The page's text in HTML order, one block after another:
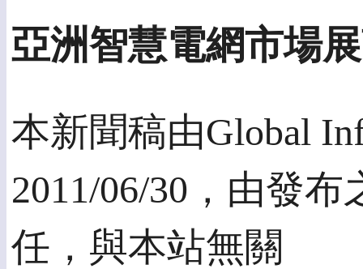
亞洲智慧電網市場
本新聞稿由Global
2011/06/30，由發
任，與本站無關